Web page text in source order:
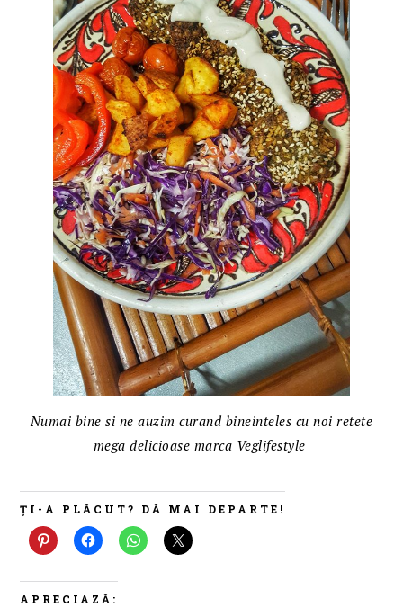
Numai bine si ne auzim curand bineinteles cu noi retete
mega delicioase marca Veglifestyle
ȚI-A PLĂCUT? DĂ MAI DEPARTE!
APRECIAZĂ: